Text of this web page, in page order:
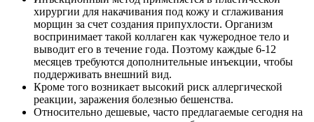
хирургии для накачивания под кожу и сглаживания
морщин за счет создания припухлости. Организм
воспринимает такой коллаген как чужеродное тело и
выводит его в течение года. Поэтому каждые 6-12
месяцев требуются дополнительные инъекции, чтобы
поддерживать внешний вид.
Кроме того возникает высокий риск аллергической
реакции, заражения болезнью бешенства.
Относительно дешевые, часто предлагаемые сегодня на